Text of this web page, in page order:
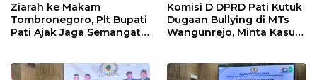
Ziarah ke Makam
Tombronegoro, Plt Bupati
Pati Ajak Jaga Semangat
Berkualitas
Komisi D DPRD Pati Kutuk
Dugaan Bullying di MTs
Wangunrejo, Minta Kasus